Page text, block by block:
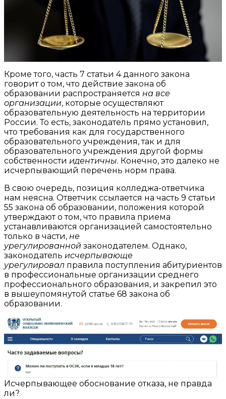
Кроме того, часть 7 статьи 4 данного закона
говорит о том, что действие закона об
образовании распространяется на все
организации, которые осуществляют
образовательную деятельность на территории
России. То есть, законодатель прямо установил,
что требования как для государственного
образовательного учреждения, так и для
образовательного учреждения другой формы
собственности идентичны. Конечно, это далеко не
исчерпывающий перечень норм права.
В свою очередь, позиция колледжа-ответчика
нам неясна. Ответчик ссылается на часть 9 статьи
55 закона об образовании, положения которой
утверждают о том, что правила приема
устанавливаются организацией самостоятельно
только в части, не
урегулированной законодателем. Однако,
законодатель исчерпывающе
урегулировал правила поступления абитуриентов
в профессиональные организации среднего
профессионального образования, и закрепил это
в вышеупомянутой статье 68 закона об
образовании.
Исчерпывающее обоснование отказа, не правда
ли?